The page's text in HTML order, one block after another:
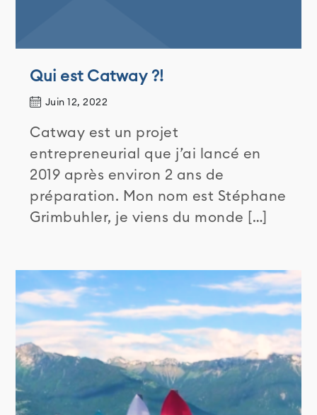
Qui est Catway ?!
Juin 12, 2022
Catway est un projet
entrepreneurial que j’ai lancé en
2019 après environ 2 ans de
préparation. Mon nom est Stéphane
Grimbuhler, je viens du monde […]